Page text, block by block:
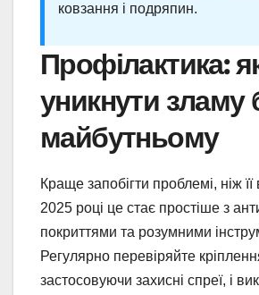
ковзання і подряпин.
Профілактика:
уникнути зламу
майбутньому
Краще запобігти проблемі, ніж її
2025 році це стає простіше з
покриттями та розумними
Регулярно перевіряйте
застосовуючи захисні спреї, і